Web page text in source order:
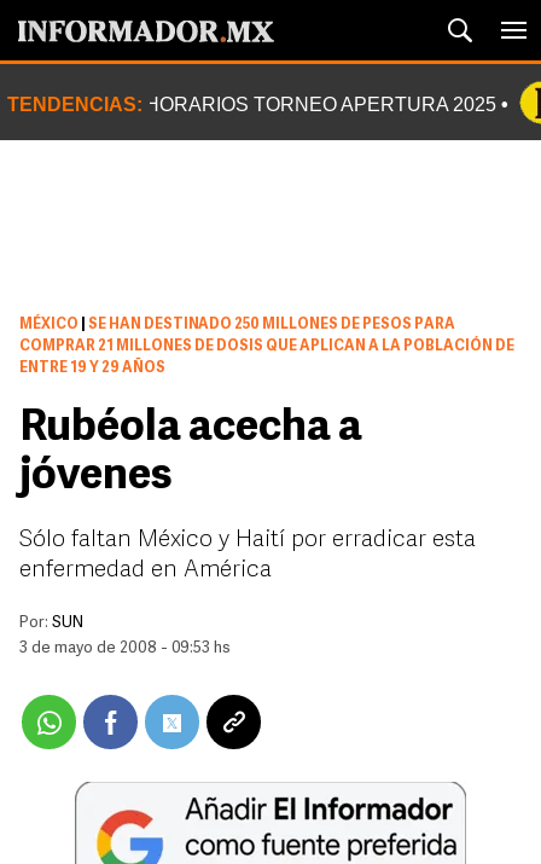
TENDENCIAS: HORARIOS TORNEO APERTURA 2025
MÉXICO
SE HAN DESTINADO 250 MILLONES DE PESOS PARA
COMPRAR 21 MILLONES DE DOSIS QUE APLICAN A LA POBLACIÓN DE
ENTRE 19 Y 29 AÑOS
Rubéola acecha a
jóvenes
Sólo faltan México y Haití por erradicar esta
enfermedad en América
Por: SUN
3 de mayo de 2008 - 09:53 hs